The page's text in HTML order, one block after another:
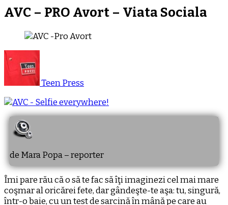
AVC – PRO Avort – Viata Sociala
Teen Press
de Mara Popa – reporter
Îmi pare rău că o să te fac să îţi imaginezi cel mai mare
coşmar al oricărei fete, dar gândeşte-te aşa: tu, singură,
într-o baie, cu un test de sarcină în mână pe care au